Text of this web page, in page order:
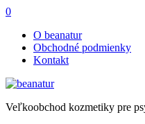
0
O beanatur
Obchodné podmienky
Kontakt
Veľkoobchod kozmetiky pre